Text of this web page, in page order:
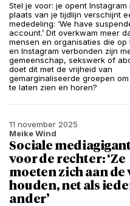
Stel je voor: je opent Instagram
plaats van je tijdlijn verschijnt
mededeling: ‘We have
account.’ Dit overkwam meer
mensen en organisaties die op
en Instagram verbonden zijn
gemeenschap, sekswerk of
doet dit met de vrijheid van
gemarginaliseerde groepen
te laten zien en horen?
11 november 2025
Meike Wind
Sociale
voor de rechter: ‘Ze
moeten zich aan de
houden, net als
ander’